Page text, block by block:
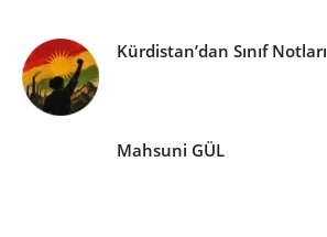
Kürdistan’dan Sınıf Notları
Mahsuni GÜL